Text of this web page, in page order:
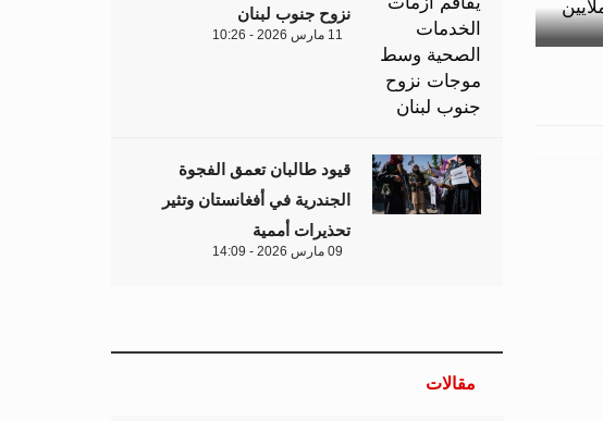
نزوح جنوب لبنان
11 مارس 2026 - 10:26
قيود طالبان تعمق الفجوة
الجندرية في أفغانستان وتثير
تحذيرات أممية
09 مارس 2026 - 14:09
مقالات